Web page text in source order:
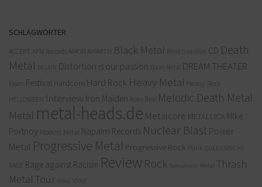
SCHLAGWÖRTER
ACCEPT AFM Records AMON AMARTH Black Metal Blind Guardian CD Death
Metal
DELAIN Distortion is our passion Doom Metal DREAM THEATER
Essen Festival Hardcore Hard Rock Heavy Metal Heavy Rock
HELLOWEEN Interview Iron Maiden Köln live Melodic Death Metal
Metal metal-heads.de Metalcore METALLICA MIke
Portnoy Modern Metal Napalm Records Nuclear Blast Power
Metal Progressive Metal Progressive Rock Punk QUEENSRYCHE
RAGE Rage against Racism Review Rock Symphonic Metal
Thrash
Metal Tour Video Vinyl